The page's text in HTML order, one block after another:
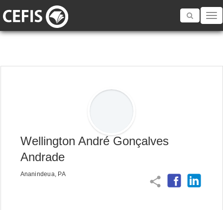
Toggle
Wellington André Gonçalves
Andrade
Ananindeua, PA
share